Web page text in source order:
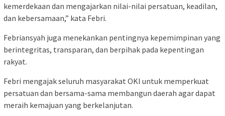
kemerdekaan dan mengajarkan nilai-nilai persatuan, keadilan,
dan kebersamaan,” kata Febri.
Febriansyah juga menekankan pentingnya kepemimpinan yang
berintegritas, transparan, dan berpihak pada kepentingan
rakyat.
Febri mengajak seluruh masyarakat OKI untuk memperkuat
persatuan dan bersama-sama membangun daerah agar dapat
meraih kemajuan yang berkelanjutan.